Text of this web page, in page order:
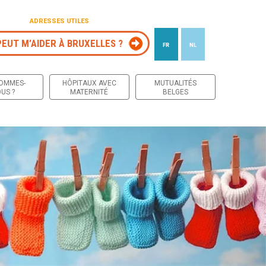
ADRESSES UTILES
M’AIDER À BRUXELLES ? FR NL
?
HÔPITAUX AVEC
MATERNITÉ
MUTUALITÉS
BELGES